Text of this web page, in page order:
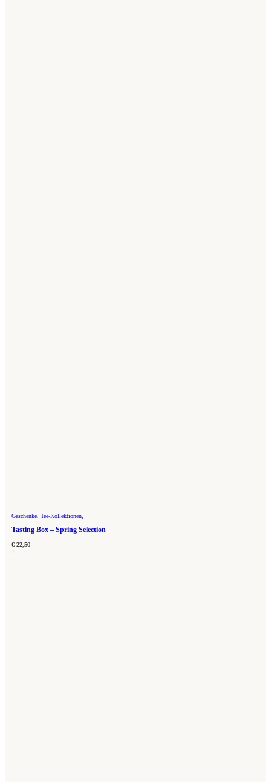
Geschenke, Tee-Kollektionen,
Tasting Box – Spring Selection
€22,50
+